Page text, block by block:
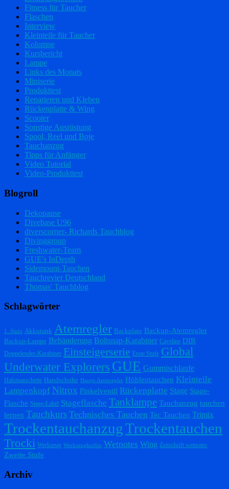
Fitness für Taucher
Flaschen
Interview
Kleinteile für Taucher
Kolumne
Kursbericht
Lampe
Links des Monats
Miniserie
Produkttest
Reparieren und Kleben
Rückenplatte & Wing
Scooter
Sonstige Ausrüstung
Spool, Reel und Boje
Tauchanzug
Tipps für Anfänger
Video Tutorial
Video-Produkttest
Blogroll
Dekopause
Divebase U96
diverscorner- Richards Tauchblog
Divinggroup
Freshwater-Team
GUE's InDepth
Sidemount-Tauchen
Tauchrevier Deutschland
Thomas' Tauchblog
Schlagwörter
1. Stufe Akkutank Atemregler Backplate Backup-Atemregler
Backup-Lampe Bebänderung Boltsnap-Karabiner Caveline DIR
Doppelender-Karabiner Einsteigerserie Erste Stufe Global
Underwater Explorers GUE Gummischlaufe
Halsmanschette Handschuhe Haupt-Atemregler Höhlentauchen Kleinteile
Lampenkopf Nitrox Pinkelventil Rückenplatte Stage Stage-
Flasche Stage-Label Stageflasche Tanklampe Tauchanzug tauchen
lernen Tauchkurs Technisches Tauchen Tec Tauchen Trimix
TrockentauchanzugTrockentauchen
Trocki Werkzeug Werkzeugkoffer Wetnotes Wing Zeitschrift wetnotes
Zweite Stufe
Archiv